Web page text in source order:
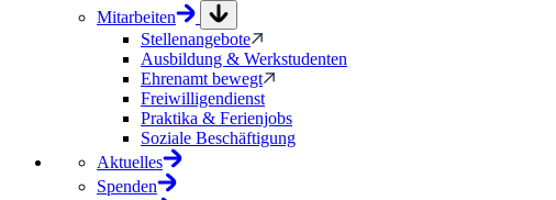
Mitarbeiten
Stellenangebote
Ausbildung & Werkstudenten
Ehrenamt bewegt
Freiwilligendienst
Praktika & Ferienjobs
Soziale Beschäftigung
Aktuelles
Spenden